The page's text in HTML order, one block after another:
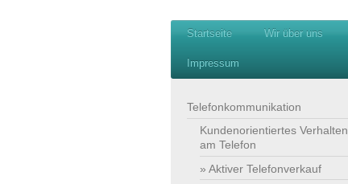
Startseite Wir über uns
Impressum
Telefonkommunikation
Kundenorientiertes Verhalten
am Telefon
Aktiver Telefonverkauf